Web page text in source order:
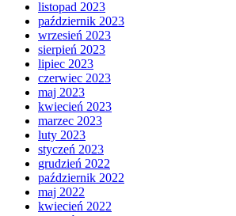
listopad 2023
październik 2023
wrzesień 2023
sierpień 2023
lipiec 2023
czerwiec 2023
maj 2023
kwiecień 2023
marzec 2023
luty 2023
styczeń 2023
grudzień 2022
październik 2022
maj 2022
kwiecień 2022